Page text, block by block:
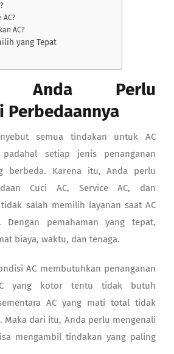
AC?
AC?
yang Tepat
Anda Perlu
Perbedaannya
semua tindakan untuk AC
padahal setiap jenis penanganan
berbeda. Karena itu, Anda perlu
Cuci AC, Service AC, dan
salah memilih layanan saat AC
Dengan pemahaman yang tepat,
biaya, waktu, dan tenaga.
AC membutuhkan penanganan
yang kotor tentu tidak butuh
AC yang mati total tidak
Maka dari itu, Anda perlu mengenali
mengambil tindakan yang paling